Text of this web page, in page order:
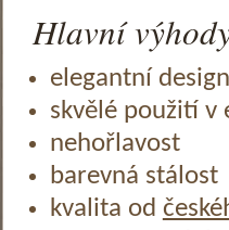
Hlavní
elegantní design
skvělé použití v
nehořlavost
barevná stálost
kvalita od